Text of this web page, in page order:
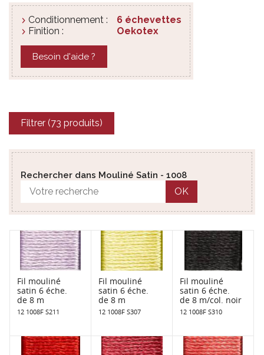
Conditionnement :
6 échevettes
Finition :
Oekotex
Besoin d'aide ?
Filtrer (73 produits)
Rechercher dans Mouliné Satin - 1008
OK
Fil mouliné
satin 6 éche.
de 8 m
12 1008F S211
Fil mouliné
satin 6 éche.
de 8 m
12 1008F S307
Fil mouliné
satin 6 éche.
de 8 m/col. noir
12 1008F S310